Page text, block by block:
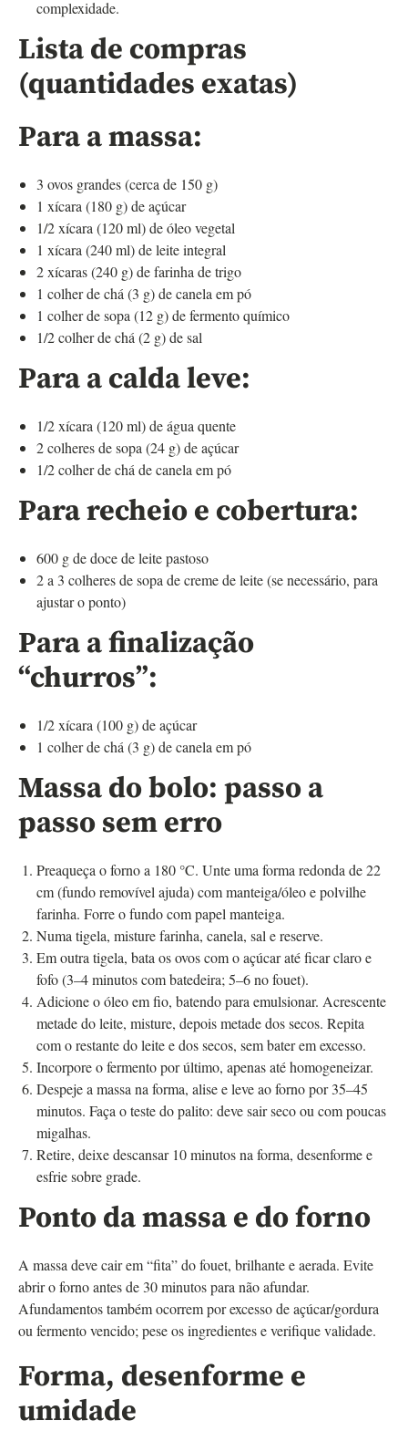
complexidade.
Lista de compras
(quantidades exatas)
Para a massa:
3 ovos grandes (cerca de 150 g)
1 xícara (180 g) de açúcar
1/2 xícara (120 ml) de óleo vegetal
1 xícara (240 ml) de leite integral
2 xícaras (240 g) de farinha de trigo
1 colher de chá (3 g) de canela em pó
1 colher de sopa (12 g) de fermento químico
1/2 colher de chá (2 g) de sal
Para a calda leve:
1/2 xícara (120 ml) de água quente
2 colheres de sopa (24 g) de açúcar
1/2 colher de chá de canela em pó
Para recheio e cobertura:
600 g de doce de leite pastoso
2 a 3 colheres de sopa de creme de leite (se necessário, para
ajustar o ponto)
Para a finalização
“churros”:
1/2 xícara (100 g) de açúcar
1 colher de chá (3 g) de canela em pó
Massa do bolo: passo a
passo sem erro
Preaqueça o forno a 180 °C. Unte uma forma redonda de 22
cm (fundo removível ajuda) com manteiga/óleo e polvilhe
farinha. Forre o fundo com papel manteiga.
Numa tigela, misture farinha, canela, sal e reserve.
Em outra tigela, bata os ovos com o açúcar até ficar claro e
fofo (3–4 minutos com batedeira; 5–6 no fouet).
Adicione o óleo em fio, batendo para emulsionar. Acrescente
metade do leite, misture, depois metade dos secos. Repita
com o restante do leite e dos secos, sem bater em excesso.
Incorpore o fermento por último, apenas até homogeneizar.
Despeje a massa na forma, alise e leve ao forno por 35–45
minutos. Faça o teste do palito: deve sair seco ou com poucas
migalhas.
Retire, deixe descansar 10 minutos na forma, desenforme e
esfrie sobre grade.
Ponto da massa e do forno
A massa deve cair em “fita” do fouet, brilhante e aerada. Evite
abrir o forno antes de 30 minutos para não afundar.
Afundamentos também ocorrem por excesso de açúcar/gordura
ou fermento vencido; pese os ingredientes e verifique validade.
Forma, desenforme e
umidade